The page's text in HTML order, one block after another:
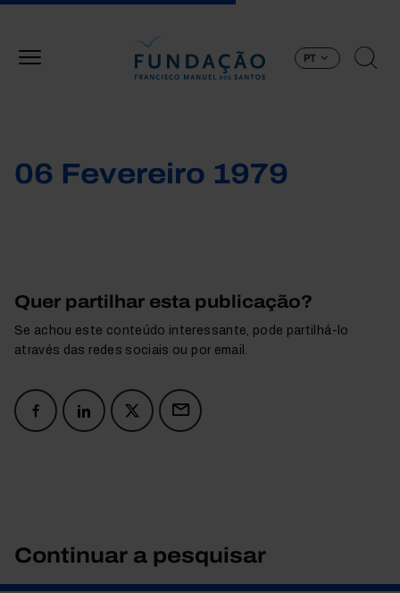
PT
06 Fevereiro 1979
Quer partilhar esta publicação?
Se achou este conteúdo interessante, pode partilhá-lo
através das redes sociais ou por email.
Continuar a pesquisar